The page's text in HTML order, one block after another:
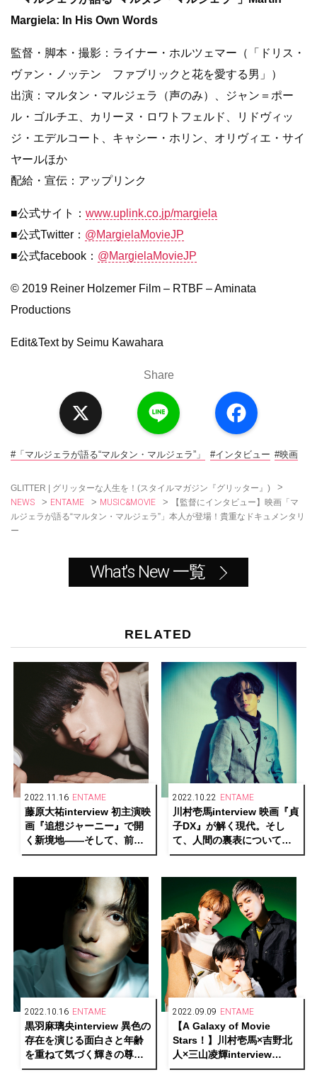
Margiela: In His Own Words
監督・脚本・撮影：ライナー・ホルツェマー（「ドリス・
ヴァン・ノッテン ファブリックと花を愛する男」）
出演：マルタン・マルジェラ（声のみ）、ジャン＝ポー
ル・ゴルチエ、カリーヌ・ロワトフェルド、リドヴィッ
ジ・エデルコート、キャシー・ホリン、オリヴィエ・サイ
ヤールほか
配給・宣伝：アップリンク
■公式サイト： www.uplink.co.jp/margiela
■公式Twitter： @MargielaMovieJP
■公式facebook： @MargielaMovieJP
© 2019 Reiner Holzemer Film – RTBF – Aminata
Productions
Edit&Text by Seimu Kawahara
Share
a
c
o
#「マルジェラが語る“マルタン・マルジェラ”」 #インタビュー #映画
GLITTER | グリッターな人生を！(スタイルマガジン『グリッター』) >
NEWS > ENTAME > MUSIC&MOVIE >
【監督にインタビュー】映画「マ
ルジェラが語る“マルタン・マルジェラ”」本人が登場！貴重なドキュメンタリ
ー
What's New 一覧
RELATED
2022.11.16 ENTAME
藤原大祐interview 初主演映
画『追想ジャーニー』で開
く新境地――そして、前を
向き続けるエネルギーの源
2022.10.22 ENTAME
川村壱馬interview 映画『貞
子DX』が解く現代。そし
て、人間の裏表について思
うこと
2022.10.16 ENTAME
黒羽麻璃央interview 異色の
存在を演じる面白さと年齢
を重ねて気づく輝きの尊さ
を語る
2022.09.09 ENTAME
【A Galaxy of Movie
Stars！】川村壱馬×吉野北
人×三山凌輝interview
『HiGH&LOW THE